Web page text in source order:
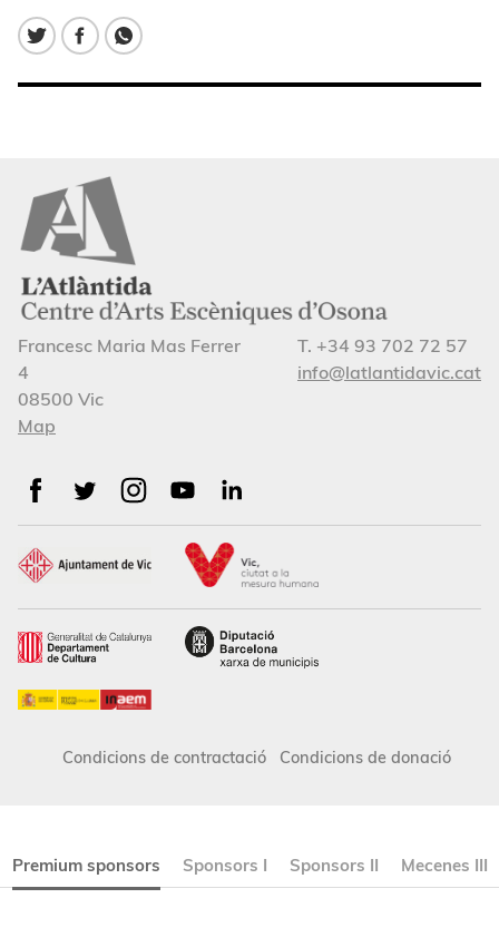
Francesc Maria Mas Ferrer
4
08500 Vic
Map
T. +34 93 702 72 57
info@latlantidavic.cat
Condicions de contractació Condicions de donació
Premium sponsors Sponsors I Sponsors II Mecenes III